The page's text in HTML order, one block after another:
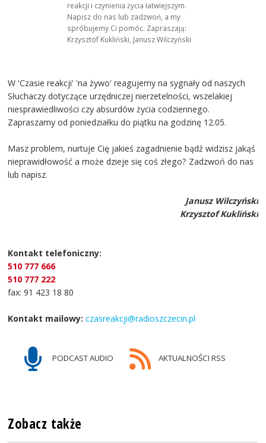
reakcji i czynienia życia łatwiejszym.
Napisz do nas lub zadzwoń, a my
spróbujemy Ci pomóc. Zapraszają:
Krzysztof Kukliński, Janusz Wilczyński
W 'Czasie reakcji' 'na żywo' reagujemy na sygnały od naszych
Słuchaczy dotyczące urzędniczej nierzetelności, wszelakiej
niesprawiedliwości czy absurdów życia codziennego.
Zapraszamy od poniedziałku do piątku na godzinę 12.05.
Masz problem, nurtuje Cię jakieś zagadnienie bądź widzisz jakąś
nieprawidłowość a może dzieje się coś złego? Zadzwoń do nas
lub napisz.
Janusz Wilczyński
Krzysztof Kukliński
Kontakt telefoniczny:
510 777 666
510 777 222
fax: 91 423 18 80
Kontakt mailowy: czasreakcji@radioszczecin.pl
PODCAST AUDIO AKTUALNOŚCI RSS
Zobacz także